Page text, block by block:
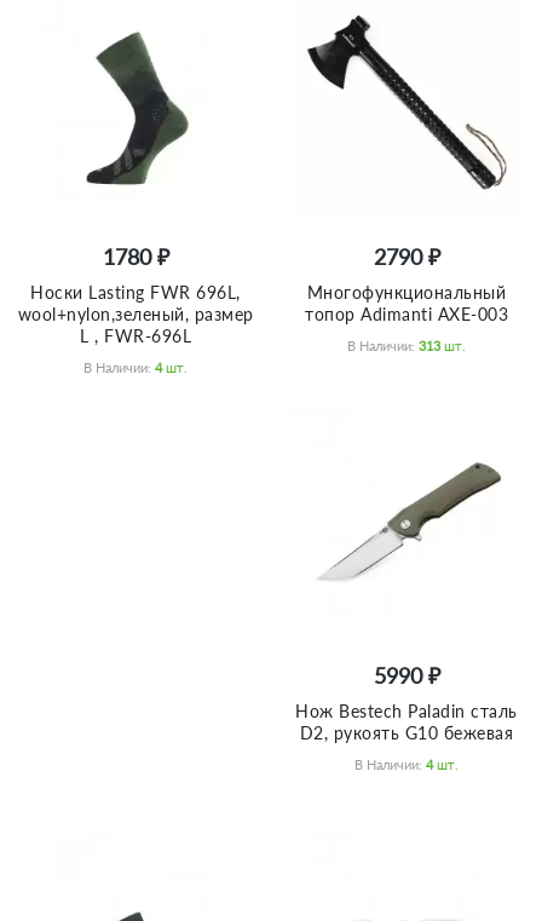
1780 ₽
Носки Lasting FWR 696L,
wool+nylon,зеленый, размер
L , FWR-696L
В Наличии: 4 Шт.
2790 ₽
Многофункциональный
топор Adimanti AXE-003
В Наличии: 313 Шт.
5990 ₽
Нож Bestech Paladin сталь
D2, рукоять G10 бежевая
В Наличии: 4 Шт.